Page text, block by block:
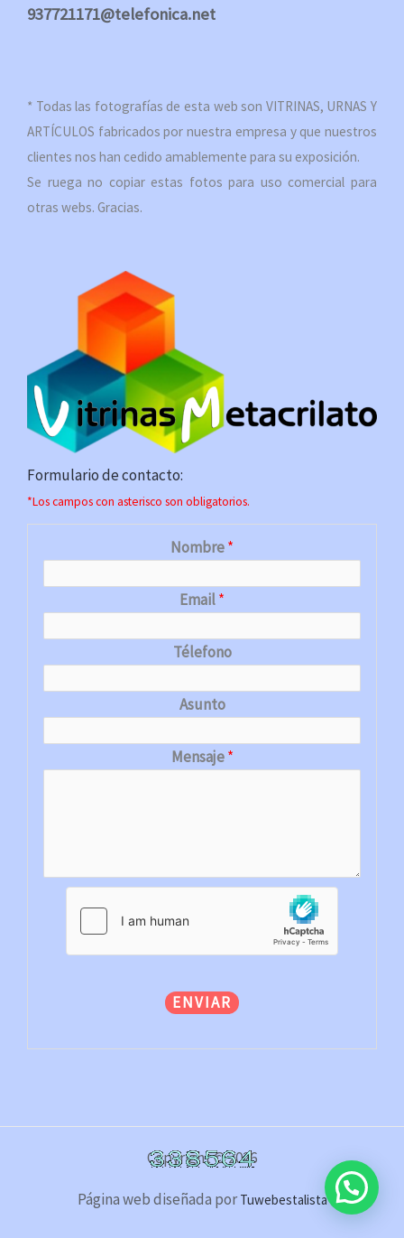
937721171@telefonica.net
* Todas las fotografías de esta web son VITRINAS, URNAS Y
ARTÍCULOS fabricados por nuestra empresa y que nuestros
clientes nos han cedido amablemente para su exposición.
Se ruega no copiar estas fotos para uso comercial para
otras webs. Gracias.
Formulario de contacto:
*Los campos con asterisco son obligatorios.
Nombre*
Email*
Télefono
Asunto
Mensaje*
ENVIAR
Copyright © 2026
Página web diseñada porTuwebestalista